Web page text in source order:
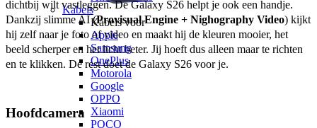
Kabels
Kabels voor
Apple
Samsung
OnePlus
Motorola
Google
OPPO
Xiaomi
POCO
dichtbij wilt vastleggen. De Galaxy S26 helpt je ook een handje.
Dankzij slimme AI (Provisual Engine + Nighography Video) kijkt
hij zelf naar je foto of video en maakt hij de kleuren mooier, het
beeld scherper en het licht beter. Jij hoeft dus alleen maar te richten
en te klikken. De rest doet de Galaxy S26 voor je.
Hoofdcamera